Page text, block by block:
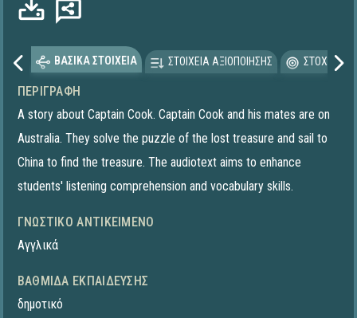
ΒΑΣΙΚΑ ΣΤΟΙΧΕΙΑ ΣΤΟΙΧΕΙΑ ΑΞΙΟΠΟΙΗΣΗΣ
ΠΕΡΙΓΡΑΦΉ
A story about Captain Cook. Captain Cook and his mates are on
Australia. They solve the puzzle of the lost treasure and sail to
China to find the treasure. The audiotext aims to enhance
students' listening comprehension and vocabulary skills.
ΓΝΩΣΤΙΚΌ ΑΝΤΙΚΕΊΜΕΝΟ
Αγγλικά
ΒΑΘΜΊΔΑ ΕΚΠΑΊΔΕΥΣΗΣ
δημοτικό